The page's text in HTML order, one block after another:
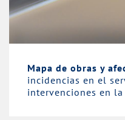
Mapa de obras y
incidencias en el
intervenciones en la